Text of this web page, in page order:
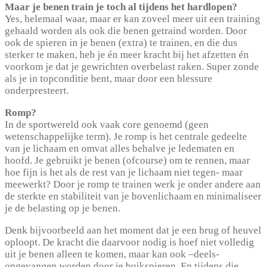
Maar je benen train je toch al tijdens het hardlopen?
Yes, helemaal waar, maar er kan zoveel meer uit een training
gehaald worden als ook die benen getraind worden. Door
ook de spieren in je benen (extra) te trainen, en die dus
sterker te maken, heb je én meer kracht bij het afzetten én
voorkom je dat je gewrichten overbelast raken. Super zonde
als je in topconditie bent, maar door een blessure
onderpresteert.
Romp?
In de sportwereld ook vaak core genoemd (geen
wetenschappelijke term). Je romp is het centrale gedeelte
van je lichaam en omvat alles behalve je ledematen en
hoofd. Je gebruikt je benen (ofcourse) om te rennen, maar
hoe fijn is het als de rest van je lichaam niet tegen- maar
meewerkt? Door je romp te trainen werk je onder andere aan
de sterkte en stabiliteit van je bovenlichaam en minimaliseer
je de belasting op je benen.
Denk bijvoorbeeld aan het moment dat je een brug of heuvel
oploopt. De kracht die daarvoor nodig is hoef niet volledig
uit je benen alleen te komen, maar kan ook –deels-